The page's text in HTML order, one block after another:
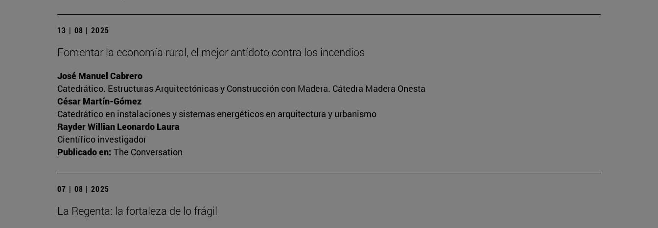
13 | 08 | 2025
Fomentar la economía rural, el mejor antídoto contra los incendios
José Manuel Cabrero
Catedrático. Estructuras Arquitectónicas y Construcción con Madera. Cátedra Madera Onesta
César Martín-Gómez
Catedrático en instalaciones y sistemas energéticos en arquitectura y urbanismo
Rayder Willian Leonardo Laura
Científico investigador
Publicado en: The Conversation
07 | 08 | 2025
La Regenta: la fortaleza de lo frágil